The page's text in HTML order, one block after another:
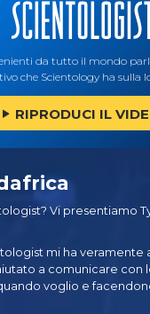
da tutto il mondo
che Scientology ha sulla
RIPRODUCI IL
Vi presentiamo
mi ha veramente
a comunicare con
voglio e